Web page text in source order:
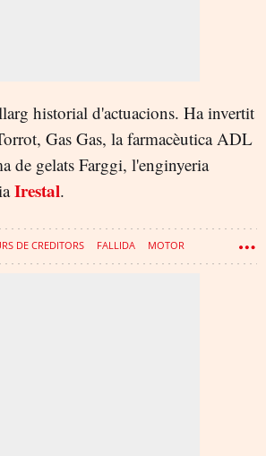
historial d'actuacions. Ha invertit
Gas Gas, la farmacèutica ADL
de gelats Farggi, l'enginyeria
Irestal.
DE CREDITORS FALLIDA MOTOR